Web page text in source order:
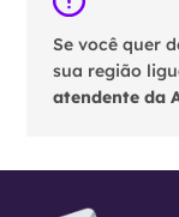
Se você quer
sua região
atendente da